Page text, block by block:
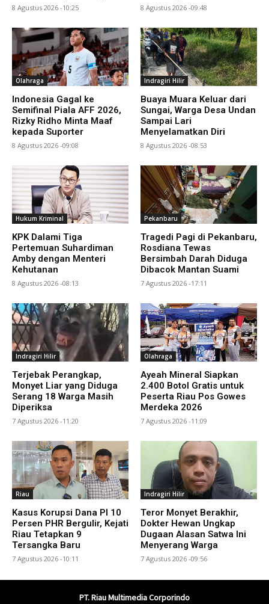
8 Agustus 2026 -10:25 8 Agustus 2026 -09:48
Olahraga
Indonesia Gagal ke
Semifinal Piala AFF 2026,
Rizky Ridho Minta Maaf
kepada Suporter
8 Agustus 2026 -09:08
Indragiri Hilir
Buaya Muara Keluar dari
Sungai, Warga Desa Undan
Sampai Lari
Menyelamatkan Diri
8 Agustus 2026 -08:53
Hukum Kriminal
KPK Dalami Tiga
Pertemuan Suhardiman
Amby dengan Menteri
Kehutanan
8 Agustus 2026 -08:13
Pekanbaru
Tragedi Pagi di Pekanbaru,
Rosdiana Tewas
Bersimbah Darah Diduga
Dibacok Mantan Suami
7 Agustus 2026 -17:11
Indragiri Hilir
Terjebak Perangkap,
Monyet Liar yang Diduga
Serang 18 Warga Masih
Diperiksa
7 Agustus 2026 -11:20
Olahraga
Ayeah Mineral Siapkan
2.400 Botol Gratis untuk
Peserta Riau Pos Gowes
Merdeka 2026
7 Agustus 2026 -11:09
Riau
Kasus Korupsi Dana PI 10
Persen PHR Bergulir, Kejati
Riau Tetapkan 9
Tersangka Baru
7 Agustus 2026 -10:11
Indragiri Hilir
Teror Monyet Berakhir,
Dokter Hewan Ungkap
Dugaan Alasan Satwa Ini
Menyerang Warga
7 Agustus 2026 -09:56
PT. Riau Multimedia Corporindo